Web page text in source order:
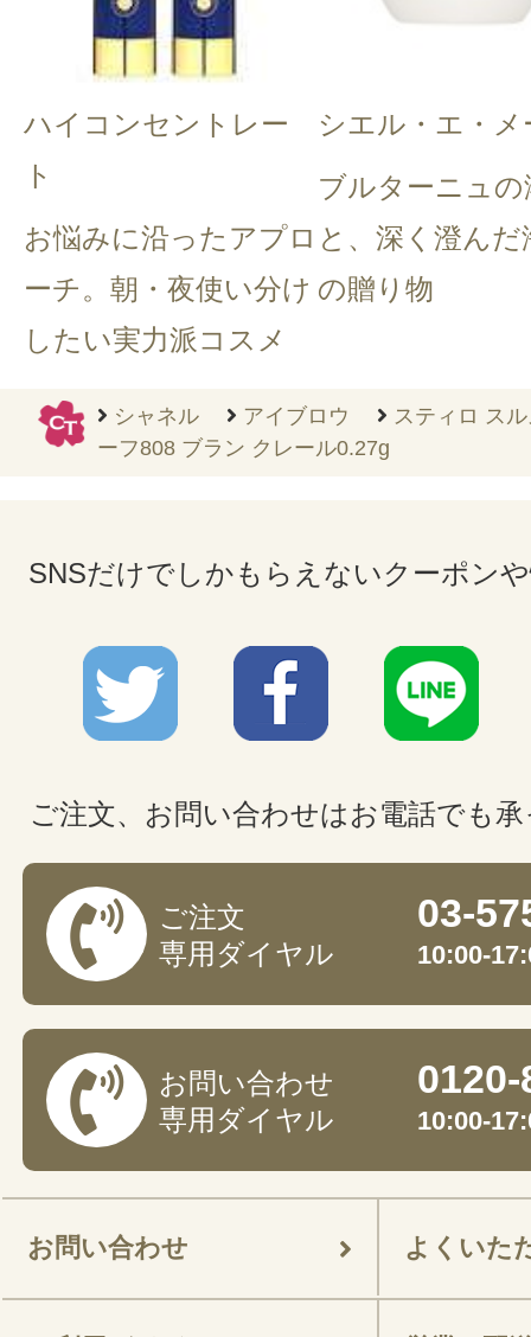
ハイコンセントレー
ト
お悩みに沿ったアプロ
ーチ。朝・夜使い分け
したい実力派コスメ
シエル・エ・メ
ブルターニュの
と、深く澄んだ
の贈り物
シャネル アイブロウ
スティロ ス
ーフ808 ブラン クレール0.27g
SNSだけでしかもらえないクーポン
ご注文、お問い合わせはお電話でも
ご注文
専用ダイヤル
03-
10:00-
お問い合わせ
専用ダイヤル
10:00-
お問い合わせ よくいた